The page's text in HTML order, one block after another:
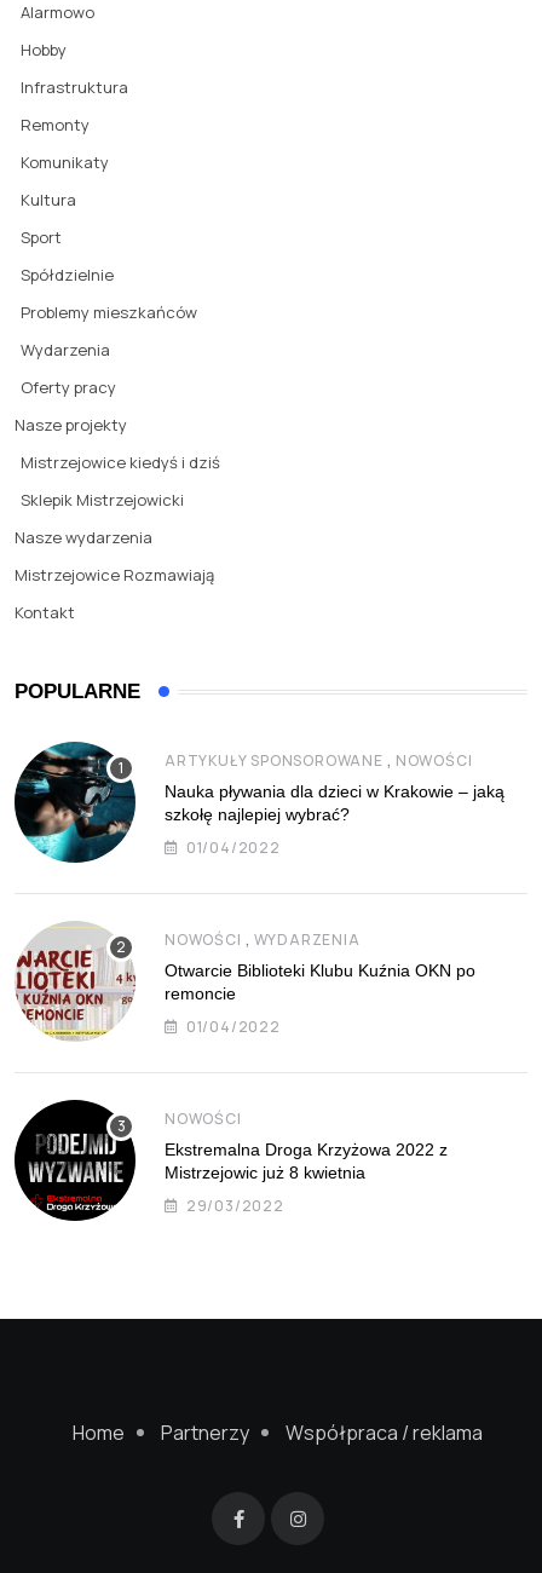
Alarmowo
Hobby
Infrastruktura
Remonty
Komunikaty
Kultura
Sport
Spółdzielnie
Problemy mieszkańców
Wydarzenia
Oferty pracy
Nasze projekty
Mistrzejowice kiedyś i dziś
Sklepik Mistrzejowicki
Nasze wydarzenia
Mistrzejowice Rozmawiają
Kontakt
POPULARNE
ARTYKUŁY SPONSOROWANE , NOWOŚCI
Nauka pływania dla dzieci w Krakowie – jaką
szkołę najlepiej wybrać?
01/04/2022
NOWOŚCI , WYDARZENIA
Otwarcie Biblioteki Klubu Kuźnia OKN po
remoncie
01/04/2022
NOWOŚCI
Ekstremalna Droga Krzyżowa 2022 z
Mistrzejowic już 8 kwietnia
29/03/2022
Home Partnerzy Współpraca / reklama